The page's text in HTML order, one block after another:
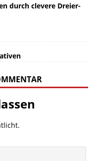
durch clevere Dreier-